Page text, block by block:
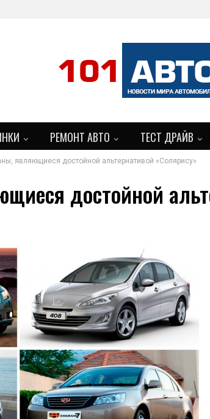
РЕМОНТ АВТО ТЕСТ ДРАЙВ
БОЛЬШЕ
являющиеся достойной альтернативой «Солярису»
достойной